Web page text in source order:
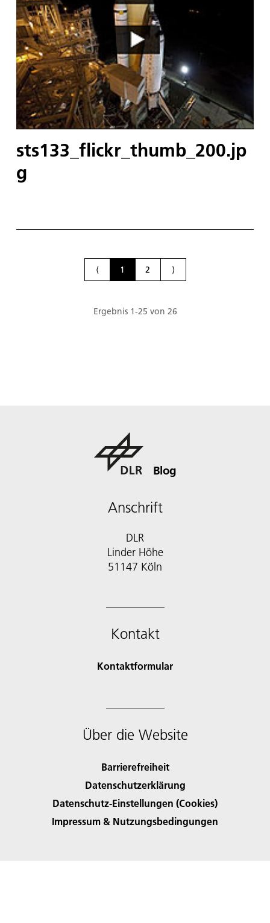
sts133_flickr_thumb_200.jp
g
⟨ 1 2 ⟩
Ergebnis 1-25 von 26
Blog
Anschrift
DLR
Linder Höhe
51147 Köln
Kontakt
Kontaktformular
Über die Website
Barrierefreiheit
Datenschutzerklärung
Datenschutz-Einstellungen (Cookies)
Impressum & Nutzungsbedingungen